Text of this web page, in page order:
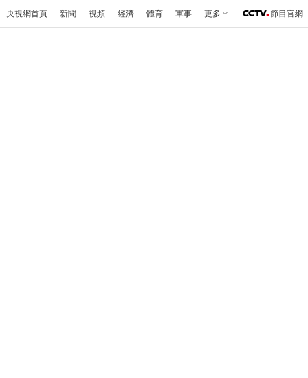
央視網首頁 新聞 視頻 經濟 體育 軍事 更多 節目官網